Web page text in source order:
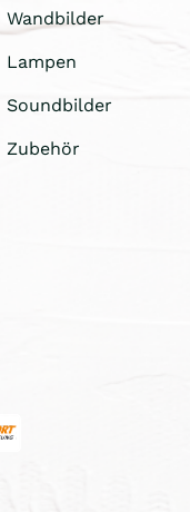
Wandbilder
Lampen
Soundbilder
Zubehör